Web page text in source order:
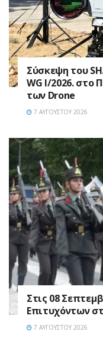
Σύσκεψη του
WG I/2026. στο
των Drone
7 ΑΥΓΟΎΣΤΟΥ 2026
Στις 08
Επιτυχόντων
7 ΑΥΓΟΎΣΤΟΥ 2026